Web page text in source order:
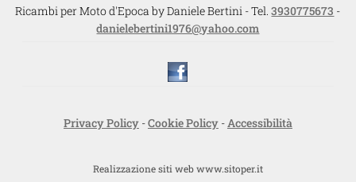
Ricambi per Moto d'Epoca by Daniele Bertini - Tel.3930775673 -
danielebertini1976@yahoo.com
Privacy Policy-Cookie Policy-Accessibilità
Realizzazione siti web www.sitoper.it